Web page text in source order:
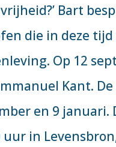
Bart
die in deze
Op 12
Kant.
en 9 januari.
uur in